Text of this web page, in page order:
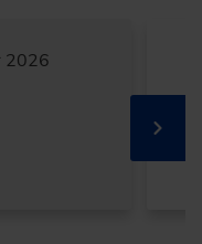
2026